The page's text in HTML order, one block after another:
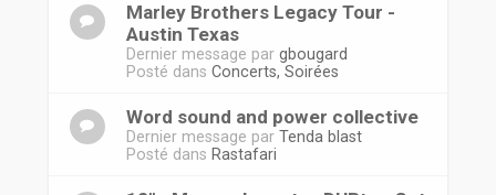
Marley Brothers Legacy Tour -
Austin Texas
Dernier message par gbougard
Posté dans Concerts, Soirées
Word sound and power collective
Dernier message par Tenda blast
Posté dans Rastafari